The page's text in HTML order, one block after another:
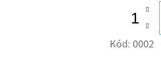
Kód: 0002